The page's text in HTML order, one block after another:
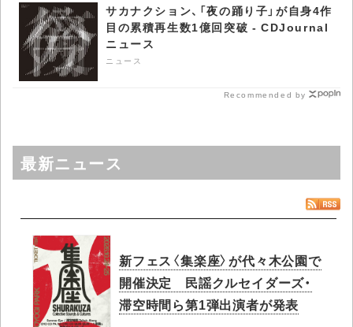
サカナクション、「夜の踊り子」が自身4作
目の累積再生数1億回突破 - CDJournal
ニュース
ニュース
Recommended by
最新ニュース
新フェス〈集楽座〉が代々木公園で
開催決定 民謡クルセイダーズ・
滞空時間ら第1弾出演者が発表